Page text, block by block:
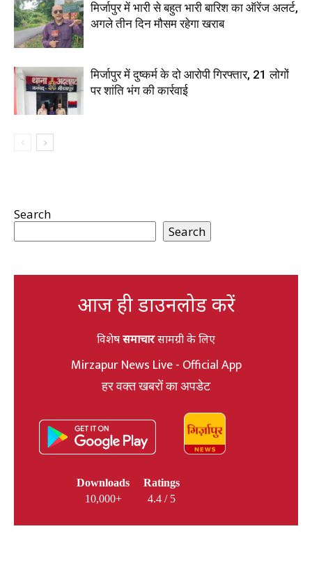
मिर्जापुर में भारी से बहुत भारी बारिश का ऑरेंज अलर्ट,
अगले तीन दिन मौसम रहेगा खराब
मिर्जापुर में दुष्कर्म के दो आरोपी गिरफ्तार, 21 लोगों
पर शांति भंग की कार्रवाई
Search
Search
आज ही डाउनलोड करें
विशेषसमाचारसामग्री के लिए
Mirzapur News Live - Official App
हर वक्त खबरों का अपडेट
Downloads
10,000+
Ratings
4.4 / 5